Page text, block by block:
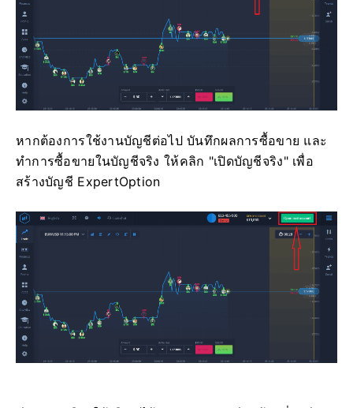
หากต้องการใช้งานบัญชีต่อไป บันทึกผลการซื้อขาย และ
ทำการซื้อขายในบัญชีจริง ให้คลิก "เปิดบัญชีจริง" เพื่อ
สร้างบัญชี ExpertOption